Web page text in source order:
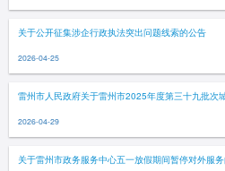
关于公开征集涉企行政执法突出问题线索的公告
2026-04-25
雷州市人民政府关于雷州市2025年度第三十九批次
2026-04-29
关于雷州市政务服务中心五一放假期间暂停对外服